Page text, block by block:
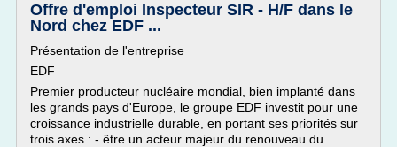
Offre d'emploi Inspecteur SIR - H/F dans le
Nord chez EDF ...
Présentation de l'entreprise
EDF
Premier producteur nucléaire mondial, bien implanté dans
les grands pays d'Europe, le groupe EDF investit pour une
croissance industrielle durable, en portant ses priorités sur
trois axes : - être un acteur majeur du renouveau du